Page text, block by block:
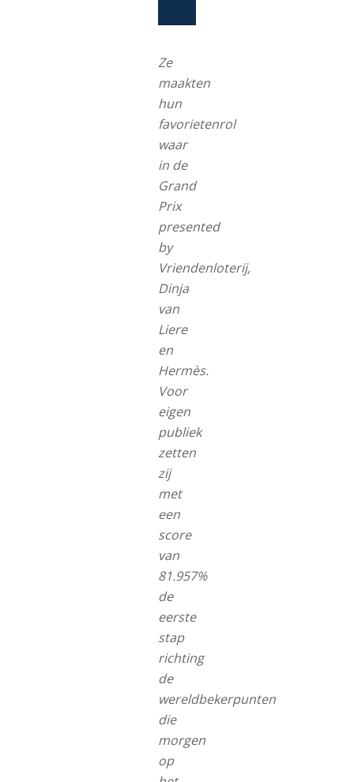
Ze
maakten
hun
favorietenrol
waar
in de
Grand
Prix
presented
by
Vriendenloterij,
Dinja
van
Liere
en
Hermès.
Voor
eigen
publiek
zetten
zij
met
een
score
van
81.957%
de
eerste
stap
richting
de
wereldbekerpunten
die
morgen
op